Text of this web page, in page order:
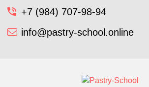
+7 (984) 707-98-94
info@pastry-school.online